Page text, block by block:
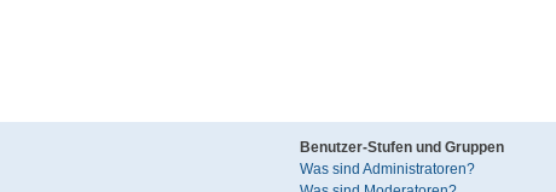
Benutzer-Stufen und Gruppen
Was sind Administratoren?